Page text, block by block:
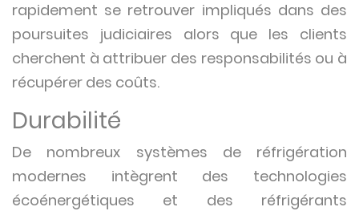
rapidement se retrouver impliqués dans des
poursuites judiciaires alors que les clients
cherchent à attribuer des responsabilités ou à
récupérer des coûts.
Durabilité
De nombreux systèmes de réfrigération
modernes intègrent des technologies
écoénergétiques et des réfrigérants